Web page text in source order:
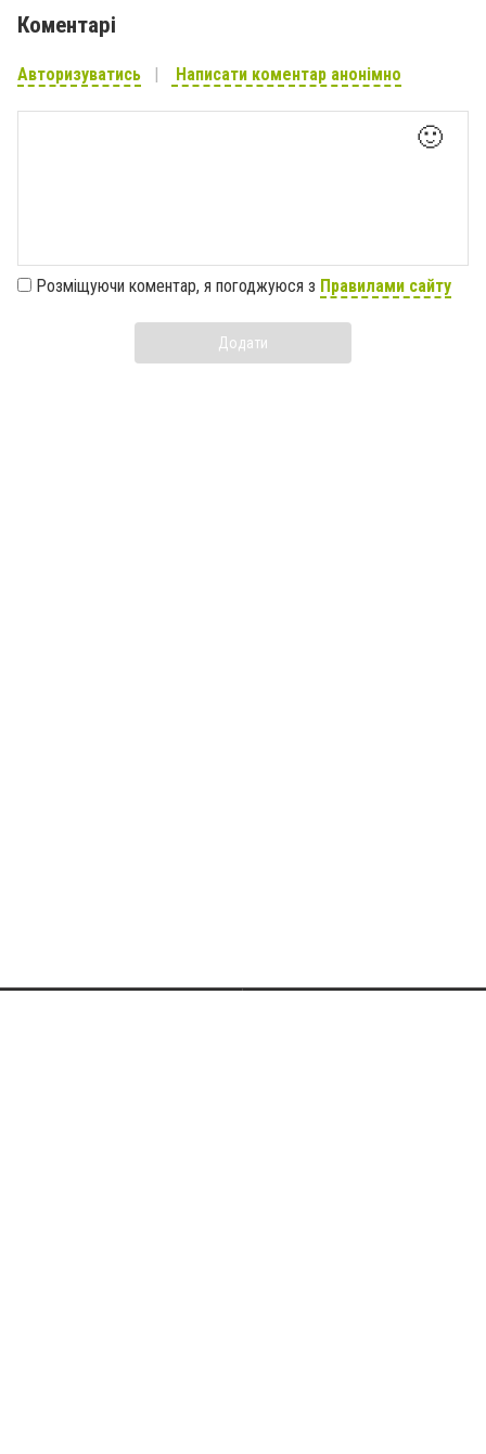
Коментарі
Авторизуватись Написати коментар анонімно
🙂
Розміщуючи коментар, я погоджуюся з Правилами сайту
Додати